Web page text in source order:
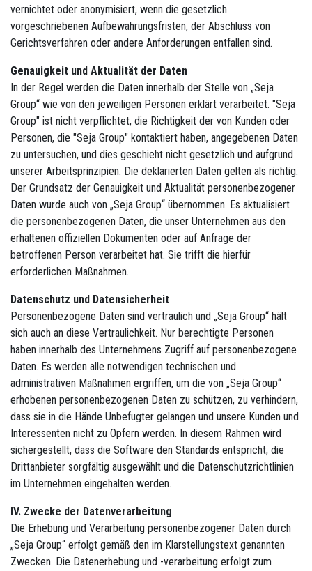
vernichtet oder anonymisiert, wenn die gesetzlich
vorgeschriebenen Aufbewahrungsfristen, der Abschluss von
Gerichtsverfahren oder andere Anforderungen entfallen sind.
Genauigkeit und Aktualität der Daten
In der Regel werden die Daten innerhalb der Stelle von „Seja
Group“ wie von den jeweiligen Personen erklärt verarbeitet. "Seja
Group" ist nicht verpflichtet, die Richtigkeit der von Kunden oder
Personen, die "Seja Group" kontaktiert haben, angegebenen Daten
zu untersuchen, und dies geschieht nicht gesetzlich und aufgrund
unserer Arbeitsprinzipien. Die deklarierten Daten gelten als richtig.
Der Grundsatz der Genauigkeit und Aktualität personenbezogener
Daten wurde auch von „Seja Group“ übernommen. Es aktualisiert
die personenbezogenen Daten, die unser Unternehmen aus den
erhaltenen offiziellen Dokumenten oder auf Anfrage der
betroffenen Person verarbeitet hat. Sie trifft die hierfür
erforderlichen Maßnahmen.
Datenschutz und Datensicherheit
Personenbezogene Daten sind vertraulich und „Seja Group“ hält
sich auch an diese Vertraulichkeit. Nur berechtigte Personen
haben innerhalb des Unternehmens Zugriff auf personenbezogene
Daten. Es werden alle notwendigen technischen und
administrativen Maßnahmen ergriffen, um die von „Seja Group“
erhobenen personenbezogenen Daten zu schützen, zu verhindern,
dass sie in die Hände Unbefugter gelangen und unsere Kunden und
Interessenten nicht zu Opfern werden. In diesem Rahmen wird
sichergestellt, dass die Software den Standards entspricht, die
Drittanbieter sorgfältig ausgewählt und die Datenschutzrichtlinien
im Unternehmen eingehalten werden.
IV. Zwecke der Datenverarbeitung
Die Erhebung und Verarbeitung personenbezogener Daten durch
„Seja Group“ erfolgt gemäß den im Klarstellungstext genannten
Zwecken. Die Datenerhebung und -verarbeitung erfolgt zum